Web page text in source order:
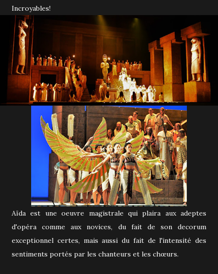
Incroyables!
Aïda est une oeuvre magistrale qui plaira aux adeptes
d'opéra comme aux novices, du fait de son decorum
exceptionnel certes, mais aussi du fait de l'intensité des
sentiments portés par les chanteurs et les chœurs.